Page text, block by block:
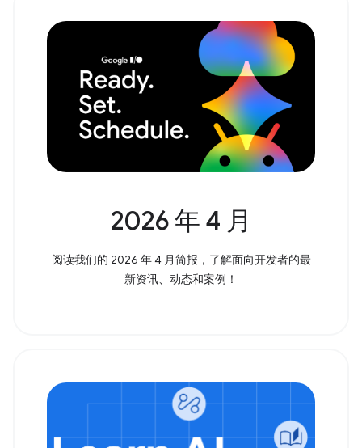
2026 年 4 月
阅读我们的 2026 年 4 月简报，了解面向开发者的最
新资讯、动态和案例！